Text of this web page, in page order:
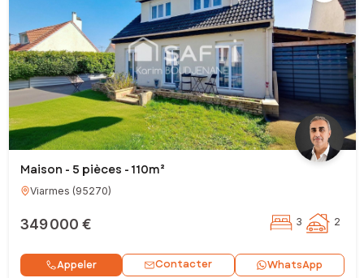
Maison - 5 pièces - 110m²
Viarmes (95270)
349 000 € 3 2
Appeler Contacter WhatsApp